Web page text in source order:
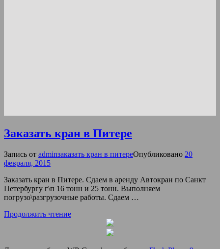
Заказать кран в Питере
Запись от adminзаказать кран в питереОпубликовано 20
февраля, 2015
Заказать кран в Питере. Сдаем в аренду Автокран по Санкт
Петербургу г\п 16 тонн и 25 тонн. Выполняем
погрузо\разгрузочные работы. Сдаем …
Продолжить чтение